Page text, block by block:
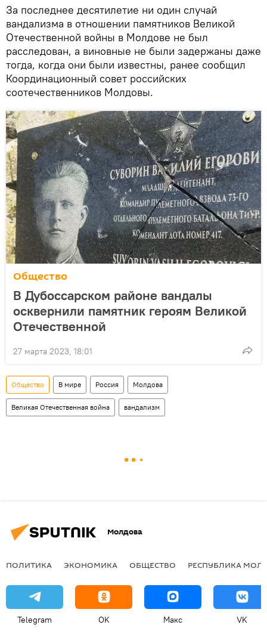
За последнее десятилетие ни один случай
вандализма в отношении памятников Великой
Отечественной войны в Молдове не был
расследован, а виновные не были задержаны даже
тогда, когда они были известны, ранее сообщил
Координационный совет российских
соотечественников Молдовы.
Общество
В Дубоссарском районе вандалы
осквернили памятник героям Великой
Отечественной
27 марта 2023, 18:01
Общество В мире Россия Молдова
Великая Отечественная война вандализм
Молдова
ПОЛИТИКА ЭКОНОМИКА ОБЩЕСТВО РЕСПУБЛИКА
Telegram OK Макс VK